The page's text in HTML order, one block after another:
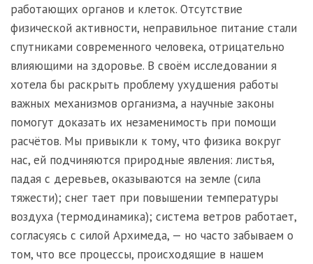
работающих органов и клеток. Отсутствие
физической активности, неправильное питание стали
спутниками современного человека, отрицательно
влияющими на здоровье. В своём исследовании я
хотела бы раскрыть проблему ухудшения работы
важных механизмов организма, а научные законы
помогут доказать их незаменимость при помощи
расчётов. Мы привыкли к тому, что физика вокруг
нас, ей подчиняются природные явления: листья,
падая с деревьев, оказываются на земле (сила
тяжести); снег тает при повышении температуры
воздуха (термодинамика); система ветров работает,
согласуясь с силой Архимеда, — но часто забываем о
том, что все процессы, происходящие в нашем